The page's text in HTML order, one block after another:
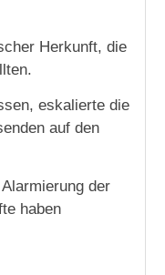
Herkunft, die
eskalierte die
auf den
der
haben